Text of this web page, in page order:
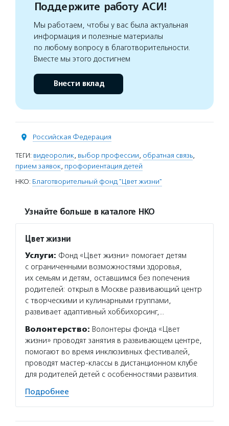
Поддержите работу АСИ!
Мы работаем, чтобы у вас была актуальная
информация и полезные материалы
по любому вопросу в благотворительности.
Вместе мы этого достигнем
Внести вклад
Российская Федерация
ТЕГИ: видеоролик, выбор профессии, обратная связь,
прием заявок, профориентация детей
НКО: Благотворительный фонд "Цвет жизни"
Узнайте больше в каталоге НКО
Цвет жизни
Услуги: Фонд «Цвет жизни» помогает детям
с ограниченными возможностями здоровья,
их семьям и детям, оставшимся без попечения
родителей: открыл в Москве развивающий центр
с творческими и кулинарными группами,
развивает адаптивный хоббихорсинг,…
Волонтерство: Волонтеры фонда «Цвет
жизни» проводят занятия в развивающем центре,
помогают во время инклюзивных фестивалей,
проводят мастер-классы в дистанционном клубе
для родителей детей с особенностями развития.
Подробнее